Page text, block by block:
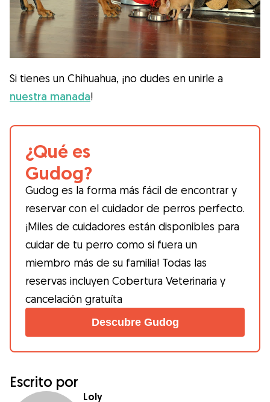
Si tienes un Chihuahua, ¡no dudes en unirle a
nuestra manada!
¿Qué es
Gudog?
Gudog es la forma más fácil de encontrar y
reservar con el cuidador de perros perfecto.
¡Miles de cuidadores están disponibles para
cuidar de tu perro como si fuera un
miembro más de su familia! Todas las
reservas incluyen Cobertura Veterinaria y
cancelación gratuíta
Descubre Gudog
Escrito por
Loly